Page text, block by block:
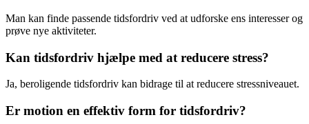
Man kan finde passende tidsfordriv ved at udforske ens interesser og
prøve nye aktiviteter.
Kan tidsfordriv hjælpe med at reducere stress?
Ja, beroligende tidsfordriv kan bidrage til at reducere stressniveauet.
Er motion en effektiv form for tidsfordriv?